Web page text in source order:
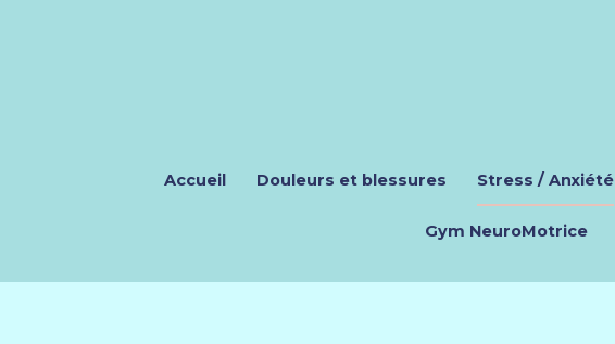
Accueil Douleurs et blessures Stress / Anxiété
Gym NeuroMotrice